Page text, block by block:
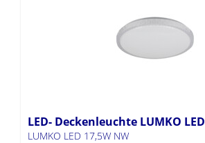
LED- Deckenleuchte LUMKO LED
LUMKO LED 17,5W NW